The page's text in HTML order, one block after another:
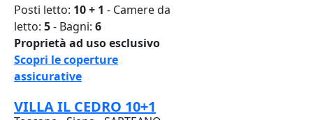
Posti letto: 10 + 1 - Camere da
letto: 5- Bagni: 6
Proprietà ad uso esclusivo
Scopri le coperture
assicurative
VILLA IL CEDRO 10+1